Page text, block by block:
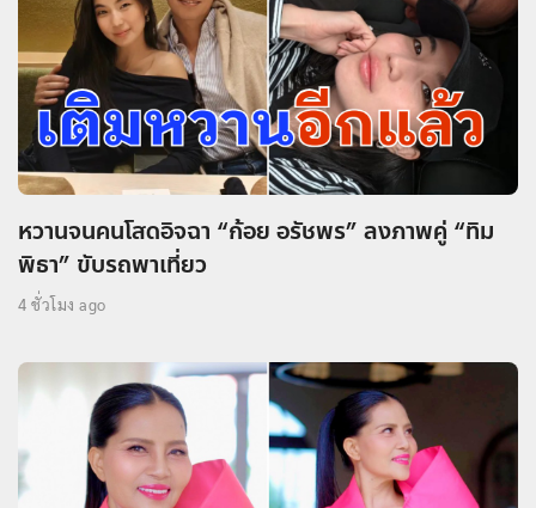
หวานจนคนโสดอิจฉา “ก้อย อรัชพร” ลงภาพคู่ “ทิม
พิธา” ขับรถพาเที่ยว
4 ชั่วโมง ago